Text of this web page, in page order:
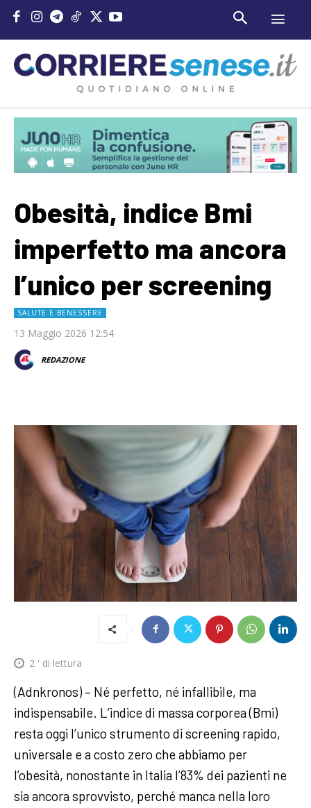
Obesità, indice Bmi
imperfetto ma ancora
l’unico per screening
SALUTE E BENESSERE
13 Maggio 2026 12:54
REDAZIONE
2 ' di lettura
(Adnkronos) – Né perfetto, né infallibile, ma
indispensabile. L’indice di massa corporea (Bmi)
resta oggi l’unico strumento di screening rapido,
universale e a costo zero che abbiamo per
l’obesità, nonostante in Italia l’83% dei pazienti ne
sia ancora sprovvisto, perché manca nella loro